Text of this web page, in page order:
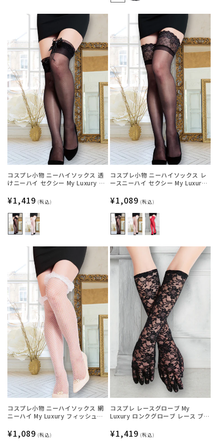
コスプレ小物 ニーハイソックス 透
けニーハイ セクシー My Luxury シ
レディース フリーサイズ ブラック
【クリアストーン】
通
常
価
格
¥1,419 (税込)
コスプレ小物 ニーハイソックス レ
ースニーハイ セクシー My Luxury
ド レディース フリーサイズ ブラッ
ク【クリアストーン】
通
常
価
格
¥1,089 (税込)
コスプレ小物 ニーハイソックス 網
ニーハイ My Luxury フィッシュネ
リーサイズ ホワイト【クリアスト
ーン】
通
¥1,089 (税込)
コスプレ レースグローブ My
Luxury ロンクグローブ レース ブラ
ック【クリアストーン】
通
¥1,419 (税込)